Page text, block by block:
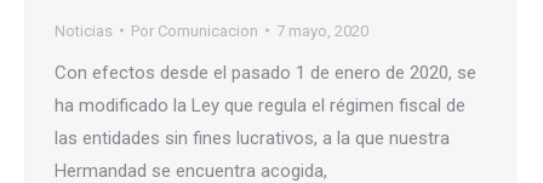
Noticias Por Comunicacion 7 mayo, 2020
Con efectos desde el pasado 1 de enero de 2020, se
ha modificado la Ley que regula el régimen fiscal de
las entidades sin fines lucrativos, a la que nuestra
Hermandad se encuentra acogida,